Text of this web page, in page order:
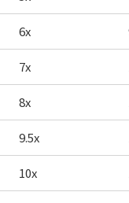
6x
7x
8x
9.5x
10x